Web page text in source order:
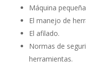
Máquina
El manejo de
El afilado.
Normas de
herramientas.